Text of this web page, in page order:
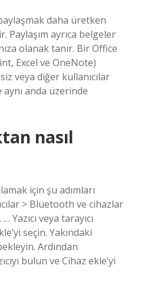
daha üretken
Paylaşım ayrıca belgeler
olanak tanır. Bir Office
Excel ve OneNote)
veya diğer kullanıcılar
anda üzerinde
nasıl
için şu adımları
> Bluetooth ve cihazlar
Yazıcı veya tarayıcı
seçin. Yakındaki
Ardından
bulun ve Cihaz ekle’yi